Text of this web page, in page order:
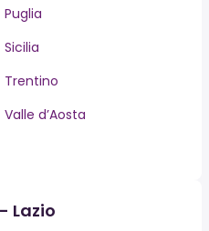
Puglia
Sicilia
Trentino
Valle d’Aosta
Lazio